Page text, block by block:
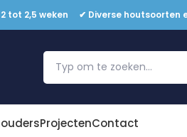
tot 2,5 weken ✔ Diverse houtsoorten
ProjectenContact